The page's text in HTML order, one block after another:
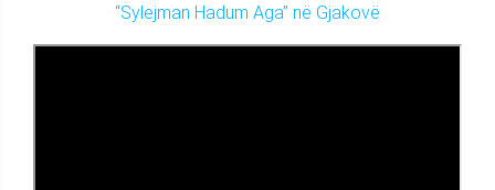
“Sylejman Hadum Aga” në Gjakovë